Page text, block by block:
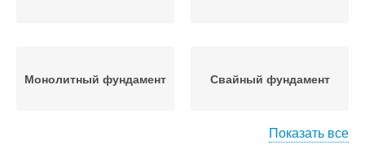
Монолитный фундамент Свайный фундамент
Показать все